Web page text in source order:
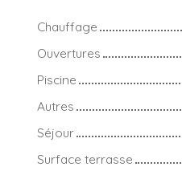
Chauffage
Ouvertures
Piscine
Autres
Séjour
Surface terrasse